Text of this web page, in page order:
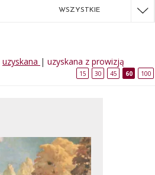
WSZYSTKIE
uzyskana | uzyskana z prowizją
15 30 45 60 100